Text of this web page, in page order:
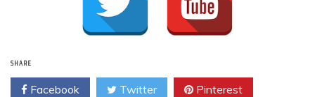
SHARE
Facebook Twitter Pinterest